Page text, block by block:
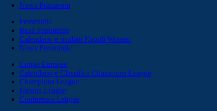
News Primavera
Femminile
Rosa Femminile
Calendario e risultati Napoli Women
News Femminile
Coppe Europee
Calendario e Classifica Champions League
Champions League
Europa League
Conference League